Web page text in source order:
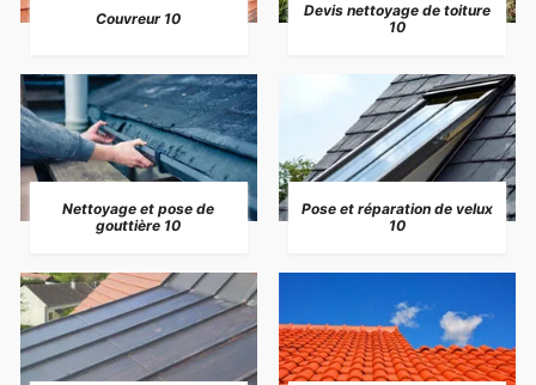
Couvreur 10
Devis nettoyage de toiture
10
Nettoyage et pose de
gouttière 10
Pose et réparation de velux
10